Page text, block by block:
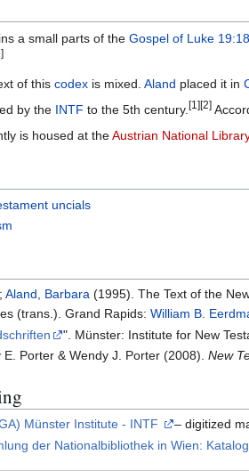
a small parts of the Gospel of Luke
of this codex is mixed. Aland placed it in
by the INTF to the 5th century. [1] [2]
is housed at theAustrian National
uncials
;Aland, Barbara (1995). The Text of the
(trans.). Grand Rapids:William B.
". Münster: Institute for New
E. Porter & Wendy J. Porter (2008).New
Münster Institute - INTF
– digitized
der Nationalbibliothek in Wien: